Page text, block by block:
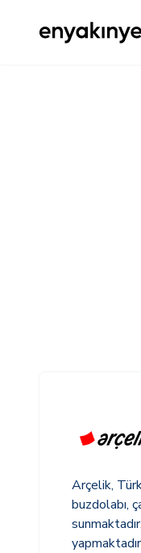
Arçelik,
buzdolabı,